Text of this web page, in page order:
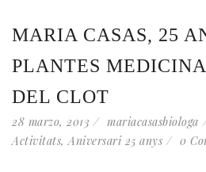
MARIA CASAS, 25
PLANTES
DEL CLOT
28 marzo, 2013
mariacasasbiologa
Activitats, Aniversari 25 anys 0